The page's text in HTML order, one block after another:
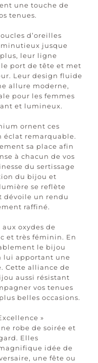
une touche de
tenues.
d’oreilles
jusque
leur ligne
port de tête et met
Leur design fluide
allure moderne,
pour les femmes
et lumineux.
ornent ces
éclat remarquable.
sa place afin
à chacun de vos
du sertissage
du bijou et
se reflète
dévoile un rendu
raffiné.
aux oxydes de
et très féminin. En
le bijou
lui apportant une
Cette alliance de
aussi résistant
vos tenues
belles occasions.
»
robe de soirée et
Elles
idée de
une fête ou